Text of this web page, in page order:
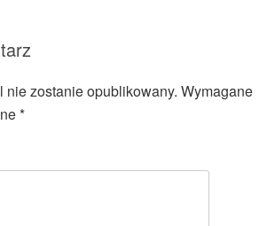
nie zostanie opublikowany. Wymagane
*